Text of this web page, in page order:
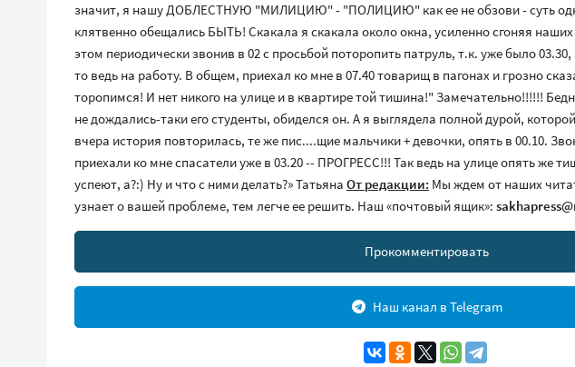
значит, я нашу ДОБЛЕСТНУЮ "МИЛИЦИЮ" - "ПОЛИЦИЮ" как ее не обзови - суть
клятвенно обещались БЫТЬ! Скакала я скакала около окна, усиленно сгоняя
этом периодически звонив в 02 с просьбой поторопить патруль, т.к. уже было
то ведь на работу. В общем, приехал ко мне в 07.40 товарищ в пагонах и грозно
торопимся! И нет никого на улице и в квартире той тишина!" Замечательно!!!!!!
не дождались-таки его студенты, обиделся он. А я выглядела полной дурой,
вчера история повторилась, те же пис....щие мальчики + девочки, опять в 00.10.
приехали ко мне спасатели уже в 03.20 -- ПРОГРЕСС!!! Так ведь на улице опять же
успеют, а?:) Ну и что с ними делать?» Татьяна От редакции: Мы ждем от наших
узнает о вашей проблеме, тем легче ее решить. Наш «почтовый ящик»:
Прокомментировать
Наш канал в Telegram